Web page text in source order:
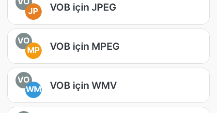
JP
VOB için JPEG
VO
MP
VOB için MPEG
VO
WM
VOB için WMV